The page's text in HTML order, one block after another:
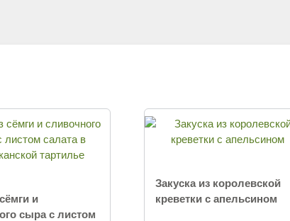
и
сыра с листом
Закуска из королевской
креветки с апельсином